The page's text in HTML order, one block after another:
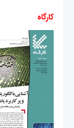
کارگاه